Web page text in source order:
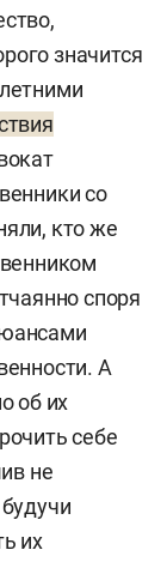
значится
со
кто же
споря
А
об их
себе
не
их